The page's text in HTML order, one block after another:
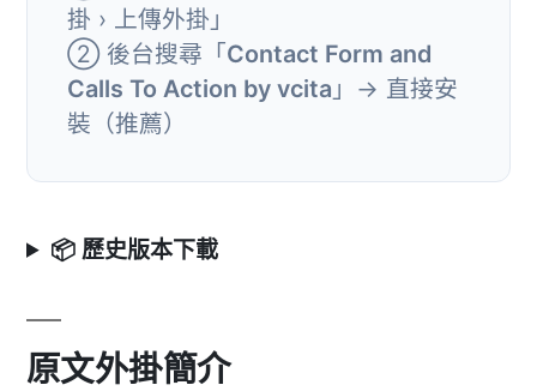
掛 › 上傳外掛」
② 後台搜尋「Contact Form and
Calls To Action by vcita 」→ 直接安
裝（推薦）
📦 歷史版本下載
原文外掛簡介